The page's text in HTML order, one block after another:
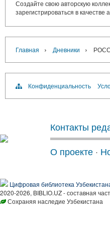
Создайте свою авторскую
зарегистрироваться в качестве
Главная › Дневники ›
Конфиденциальность
Контакты
О проекте ·
Цифровая библиотека
2020-2026, BIBLIO.UZ - составная
Сохраняя наследие Узбекистана